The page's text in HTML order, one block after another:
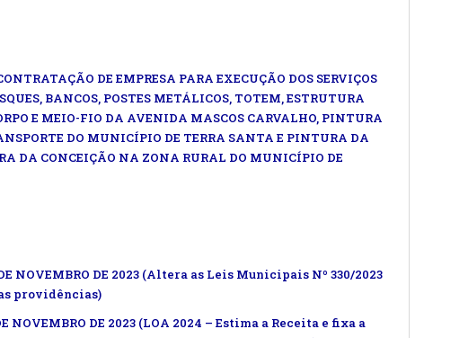
DE EMPRESA PARA EXECUÇÃO DOS SERVIÇOS
BANCOS, POSTES METÁLICOS, TOTEM, ESTRUTURA
E MEIO-FIO DA AVENIDA MASCOS CARVALHO, PINTURA
DO MUNICÍPIO DE TERRA SANTA E PINTURA DA
DA CONCEIÇÃO NA ZONA RURAL DO MUNICÍPIO DE
NOVEMBRO DE 2023 (Altera as Leis Municipais Nº 330/2023
providências)
NOVEMBRO DE 2023 (LOA 2024 – Estima a Receita e fixa a